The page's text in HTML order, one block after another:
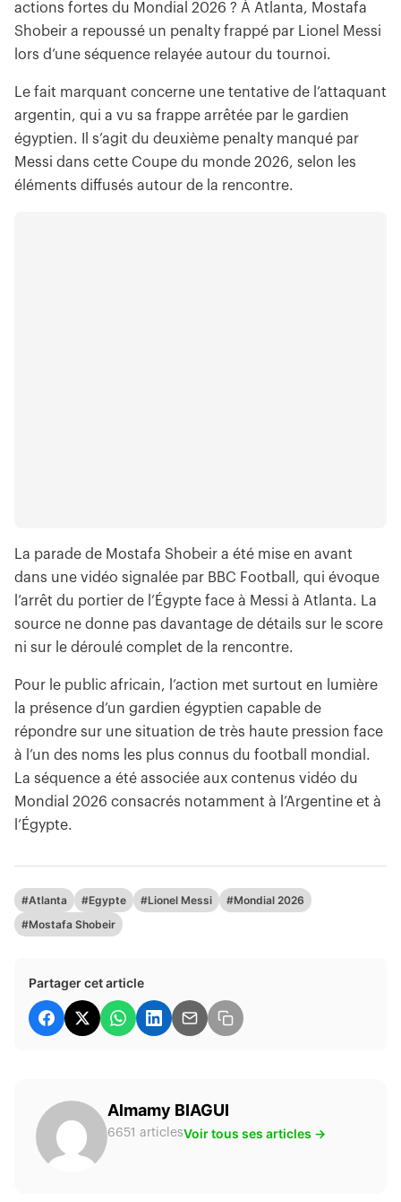
actions fortes du Mondial 2026 ? À Atlanta, Mostafa
Shobeir a repoussé un penalty frappé par Lionel Messi
lors d’une séquence relayée autour du tournoi.
Le fait marquant concerne une tentative de l’attaquant
argentin, qui a vu sa frappe arrêtée par le gardien
égyptien. Il s’agit du deuxième penalty manqué par
Messi dans cette Coupe du monde 2026, selon les
éléments diffusés autour de la rencontre.
La parade de Mostafa Shobeir a été mise en avant
dans une vidéo signalée par BBC Football, qui évoque
l’arrêt du portier de l’Égypte face à Messi à Atlanta. La
source ne donne pas davantage de détails sur le score
ni sur le déroulé complet de la rencontre.
Pour le public africain, l’action met surtout en lumière
la présence d’un gardien égyptien capable de
répondre sur une situation de très haute pression face
à l’un des noms les plus connus du football mondial.
La séquence a été associée aux contenus vidéo du
Mondial 2026 consacrés notamment à l’Argentine et à
l’Égypte.
#Atlanta #Egypte #Lionel Messi
#Mondial 2026
#Mostafa Shobeir
Partager cet article
Almamy BIAGUI
6651 articlesVoir tous ses articles →